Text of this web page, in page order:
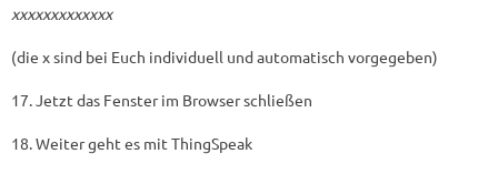
xxxxxxxxxxxxx
(die x sind bei Euch individuell und automatisch vorgegeben)
17. Jetzt das Fenster im Browser schließen
18. Weiter geht es mit ThingSpeak